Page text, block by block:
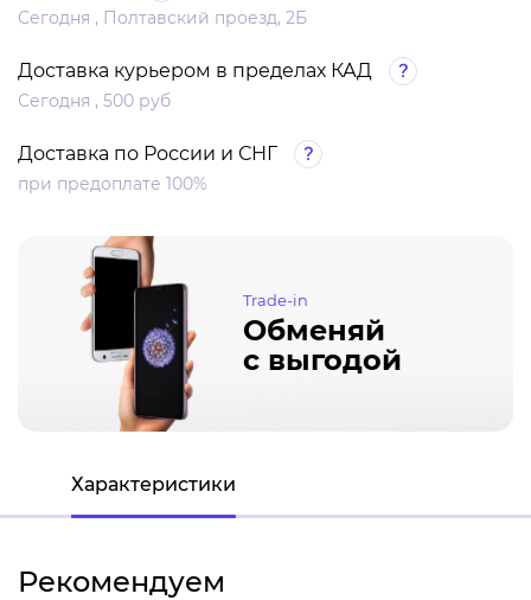
Сегодня , Полтавский проезд, 2Б
Доставка курьером в пределах КАД
Сегодня , 500 руб
Доставка по России и СНГ
при предоплате 100%
Trade-in
Обменяй
с выгодой
Характеристики
Рекомендуем